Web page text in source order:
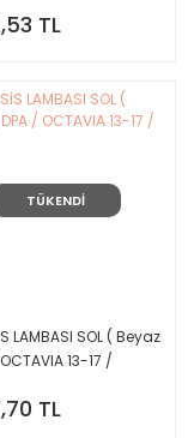
TL
TÜKENDİ
LAMBASI SOL ( Beyaz
13-17 /
TL